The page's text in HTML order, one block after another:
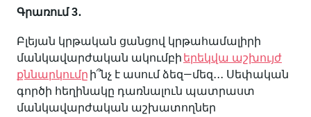
Գրառում3․
Բլեյան կրթական ցանցով կրթահամալիրի
մանկավարժական ակումբի երեկվա աշխույժ
քննարկումը ի՞նչ է ասում ձեզ—մեզ․․․ Սեփական
գործի հեղինակը դառնալուն պատրաստ
մանկավարժական աշխատողներ